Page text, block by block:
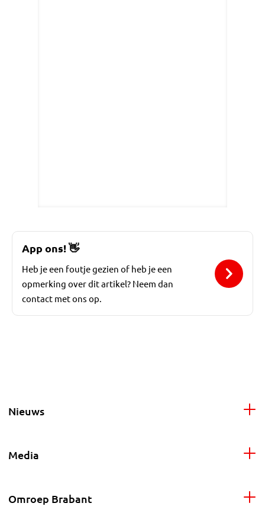
App ons!👋
Heb je een foutje gezien of heb je een
opmerking over dit artikel? Neem dan
contact met ons op.
Nieuws
Media
Omroep Brabant